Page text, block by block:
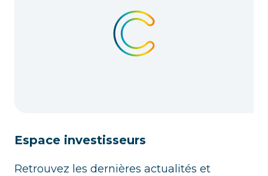
Espace investisseurs
Retrouvez les dernières actualités et